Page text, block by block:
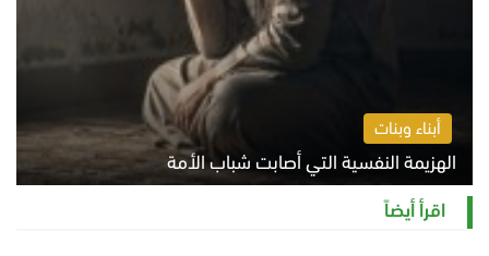
أبناء وبنات
الهزيمة النفسية التي أصابت شباب الأمة
الخميس 6 أغسطس 2026 11:12 ص
اقرأ أيضاً